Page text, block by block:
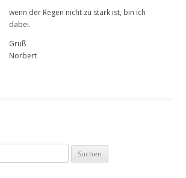
wenn der Regen nicht zu stark ist, bin ich
dabei.
Gruß
Norbert